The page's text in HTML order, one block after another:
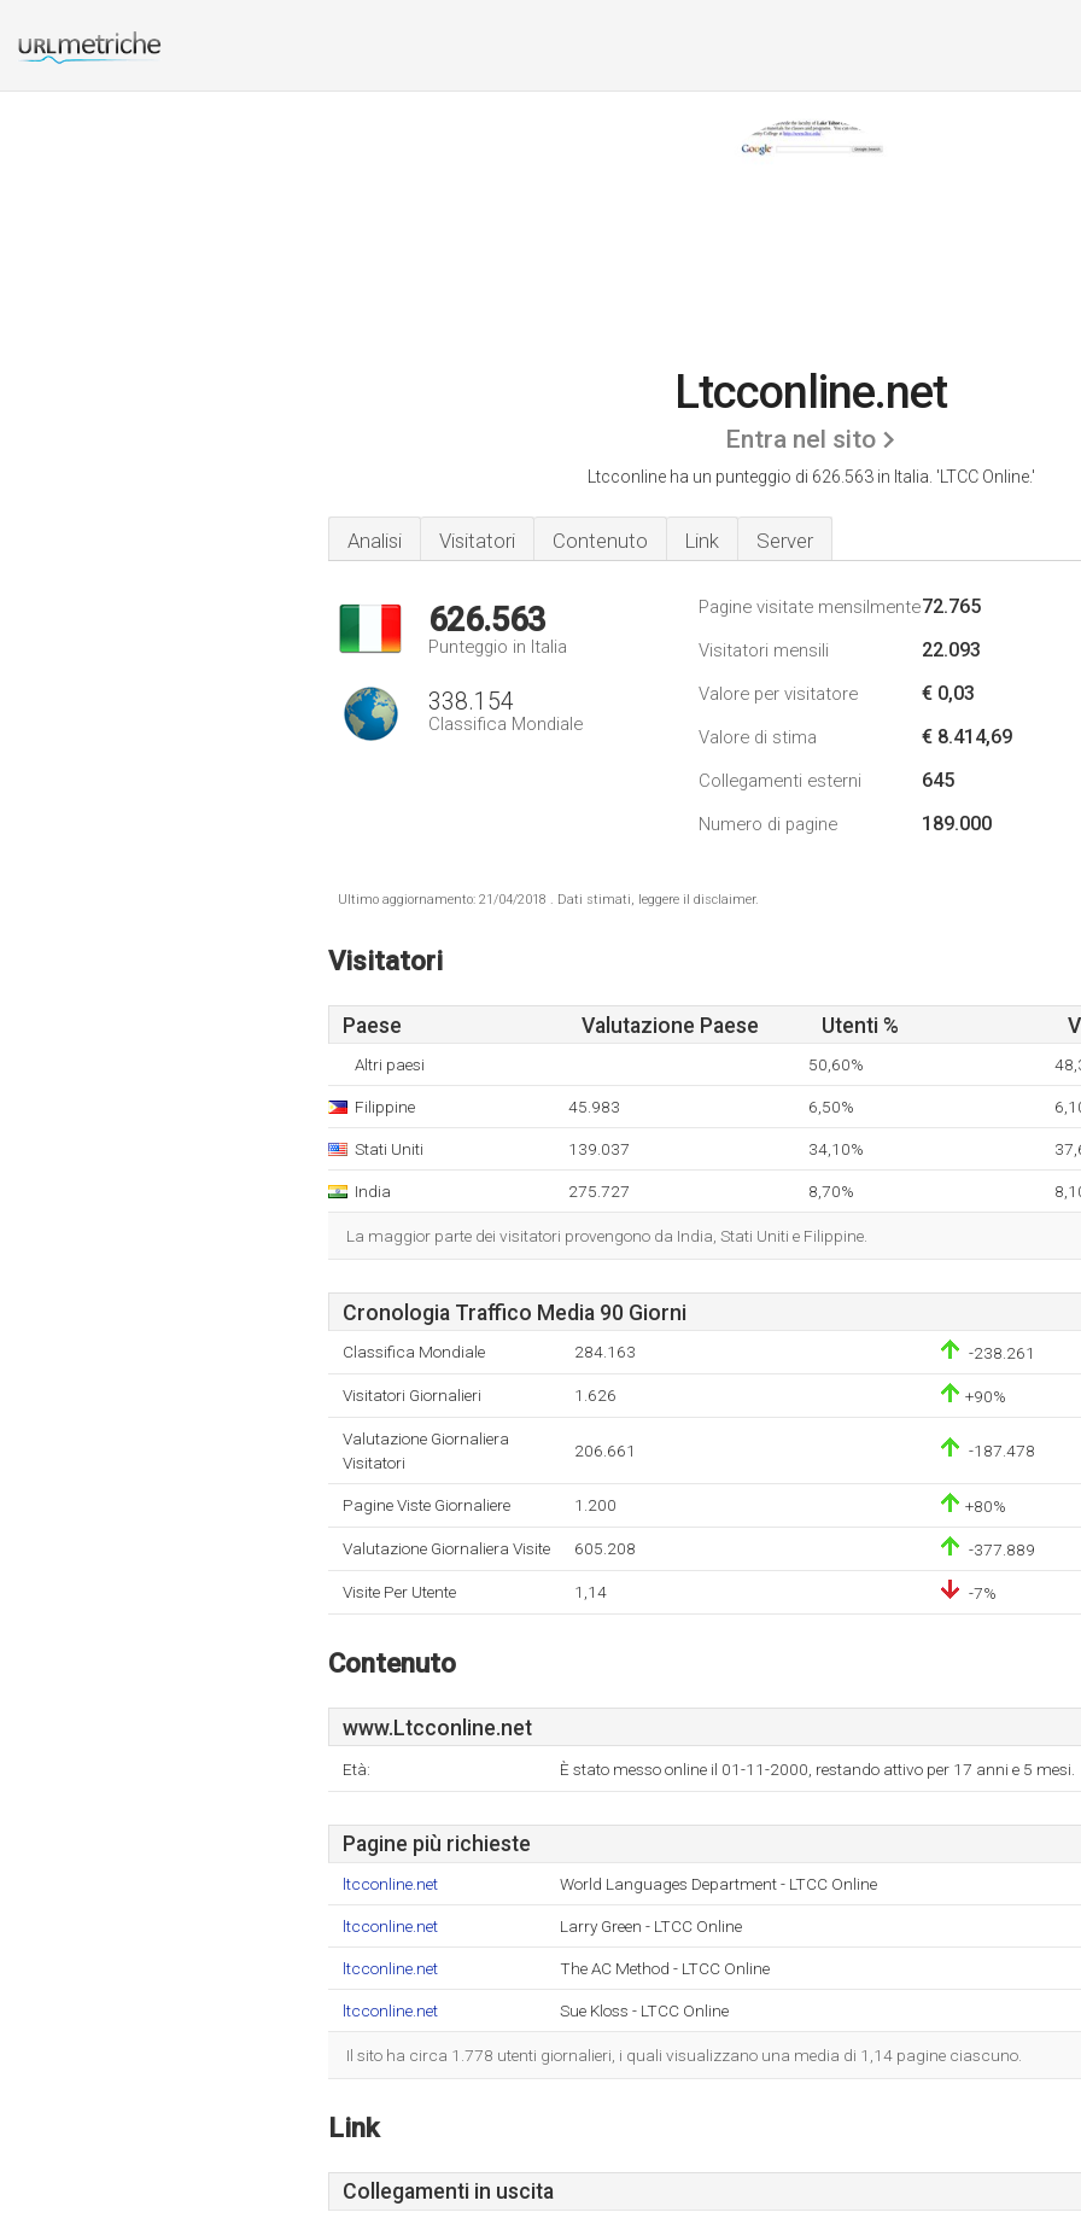
Ltcconline.net
Entra nel sito
Ltcconline ha un punteggio di 626.563 in Italia. 'LTCC Online.'
Analisi Visitatori Contenuto Link Server
626.563
Punteggio in Italia
338.154
Classifica Mondiale
Pagine visitate mensilmente72.765
Visitatori mensili 22.093
Valore per visitatore € 0,03
Valore di stima € 8.414,69
Collegamenti esterni 645
Numero di pagine 189.000
Ultimo aggiornamento: 21/04/2018 . Dati stimati, leggere il disclaimer.
Visitatori
Paese Valutazione Paese Utenti %
Altri paesi 50,60%
Filippine 45.983 6,50%
Stati Uniti 139.037 34,10%
India 275.727 8,70%
La maggior parte dei visitatori provengono da India, Stati Uniti e Filippine.
Cronologia Traffico Media 90 Giorni
Classifica Mondiale 284.163 -238.261
Visitatori Giornalieri 1.626 +90%
Valutazione Giornaliera
Visitatori
206.661 -187.478
Pagine Viste Giornaliere 1.200 +80%
Valutazione Giornaliera Visite 605.208 -377.889
Visite Per Utente 1,14 -7%
Contenuto
www.Ltcconline.net
Età: È stato messo online il 01-11-2000, restando attivo per 17 anni e 5 mesi.
Pagine più richieste
ltcconline.net World Languages Department - LTCC Online
ltcconline.net Larry Green - LTCC Online
ltcconline.net The AC Method - LTCC Online
ltcconline.net Sue Kloss - LTCC Online
Il sito ha circa 1.778 utenti giornalieri, i quali visualizzano una media di 1,14 pagine ciascuno.
Link
Collegamenti in uscita